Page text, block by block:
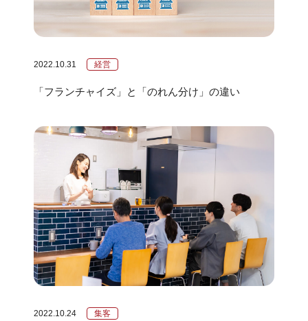
2022.10.31 経営
「フランチャイズ」と「のれん分け」の違い
2022.10.24 集客